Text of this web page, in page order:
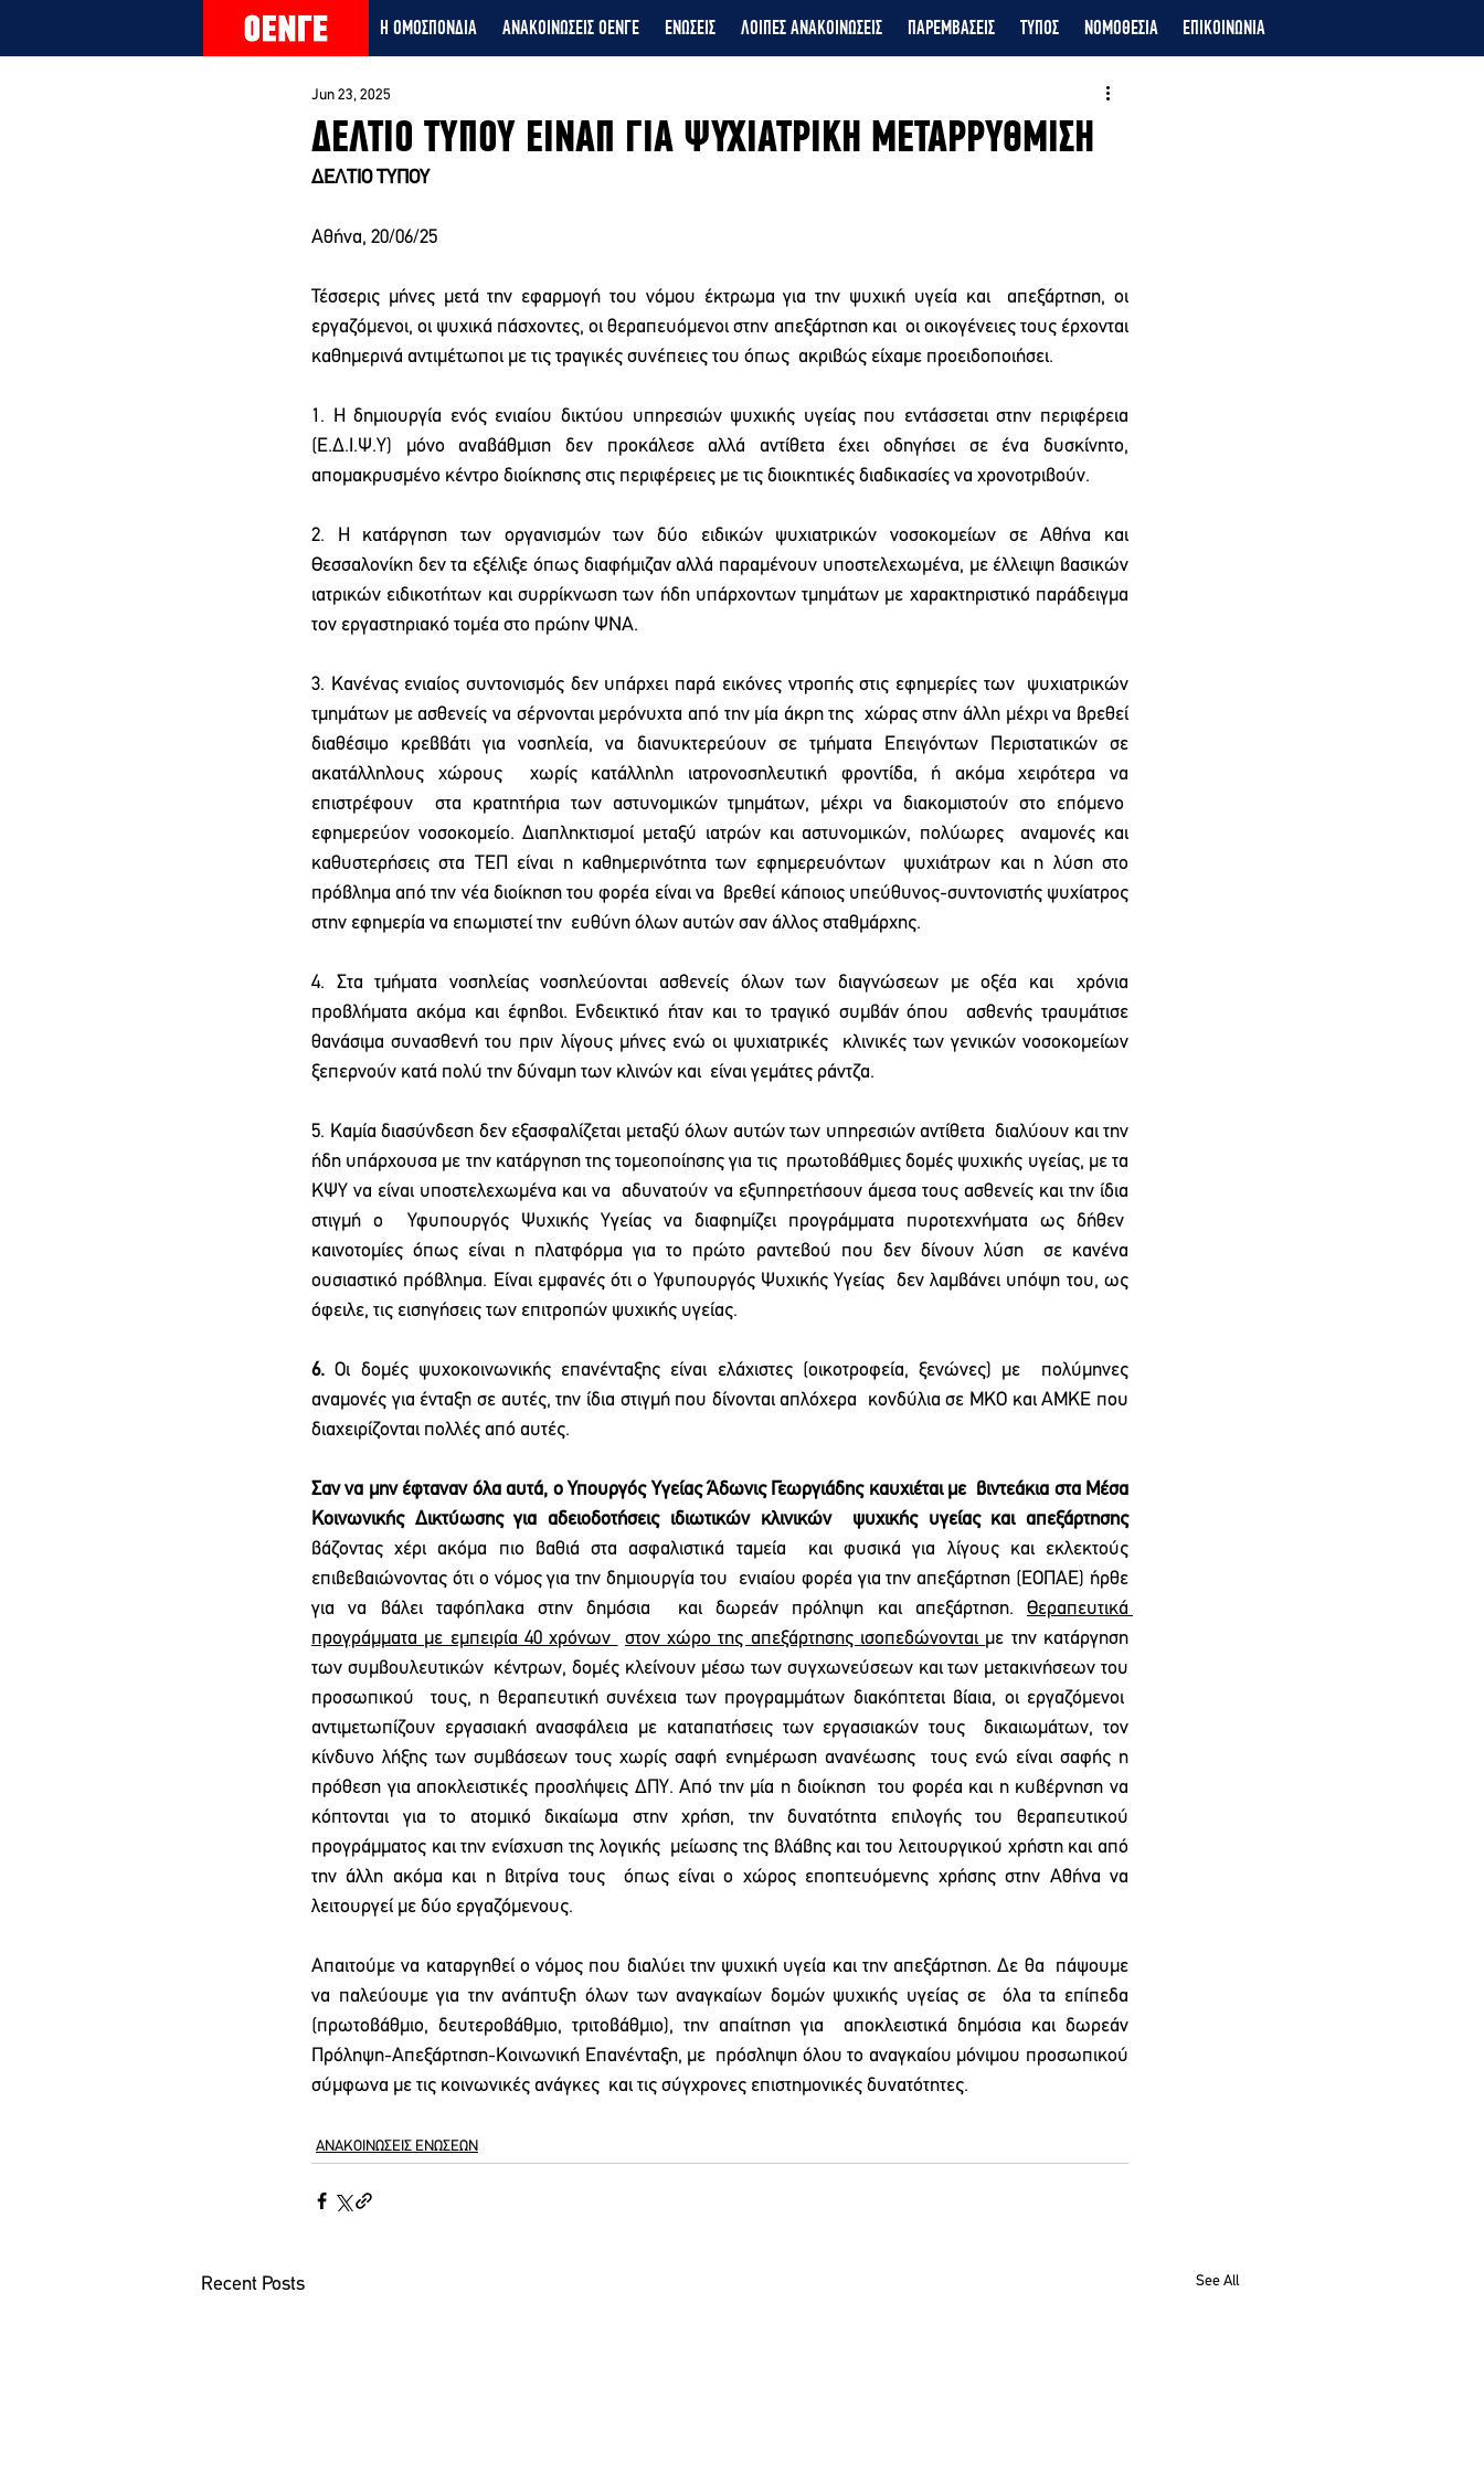
Η ΟΜΟΣΠΟΝΔΙΑ ΑΝΑΚΟΙΝΩΣΕΙΣ ΟΕΝΓΕ ΕΝΩΣΕΙΣ ΛΟΙΠΕΣ ΑΝΑΚΟΙΝΩΣΕΙΣ ΠΑΡΕΜΒΑΣΕΙΣ ΤΥΠΟΣ ΝΟΜΟΘΕΣΙΑ ΕΠΙΚΟΙΝΩΝΙΑ
ΔΕΛΤΙΟ ΤΥΠΟΥ ΕΙΝΑΠ ΓΙΑ ΨΥΧΙΑΤΡΙΚΗ ΜΕΤΑΡΡΥΘΜΙΣΗ
Jun 23, 2025
ΔΕΛΤΙΟ ΤΥΠΟΥ
Αθήνα, 20/06/25
Τέσσερις μήνες μετά την εφαρμογή του νόμου έκτρωμα για την ψυχική υγεία και  απεξάρτηση, οι
εργαζόμενοι, οι ψυχικά πάσχοντες, οι θεραπευόμενοι στην απεξάρτηση και  οι οικογένειες τους έρχονται
καθημερινά αντιμέτωποι με τις τραγικές συνέπειες του όπως  ακριβώς είχαμε προειδοποιήσει.
1. Η δημιουργία ενός ενιαίου δικτύου υπηρεσιών ψυχικής υγείας που εντάσσεται στην περιφέρεια
(Ε.Δ.Ι.Ψ.Υ) μόνο αναβάθμιση δεν προκάλεσε αλλά αντίθετα έχει οδηγήσει σε ένα δυσκίνητο,
απομακρυσμένο κέντρο διοίκησης στις περιφέρειες με τις διοικητικές διαδικασίες να χρονοτριβούν.
2. Η κατάργηση των οργανισμών των δύο ειδικών ψυχιατρικών νοσοκομείων σε Αθήνα και
Θεσσαλονίκη δεν τα εξέλιξε όπως διαφήμιζαν αλλά παραμένουν υποστελεχωμένα, με έλλειψη βασικών
ιατρικών ειδικοτήτων και συρρίκνωση των ήδη υπάρχοντων τμημάτων με χαρακτηριστικό παράδειγμα
τον εργαστηριακό τομέα στο πρώην ΨΝΑ.
3. Κανένας ενιαίος συντονισμός δεν υπάρχει παρά εικόνες ντροπής στις εφημερίες των  ψυχιατρικών
τμημάτων με ασθενείς να σέρνονται μερόνυχτα από την μία άκρη της  χώρας στην άλλη μέχρι να βρεθεί
διαθέσιμο κρεββάτι για νοσηλεία, να διανυκτερεύουν σε τμήματα Επειγόντων Περιστατικών σε
ακατάλληλους χώρους  χωρίς κατάλληλη ιατρονοσηλευτική φροντίδα, ή ακόμα χειρότερα να
επιστρέφουν  στα κρατητήρια των αστυνομικών τμημάτων, μέχρι να διακομιστούν στο επόμενο
εφημερεύον νοσοκομείο. Διαπληκτισμοί μεταξύ ιατρών και αστυνομικών, πολύωρες  αναμονές και
καθυστερήσεις στα ΤΕΠ είναι η καθημερινότητα των εφημερευόντων  ψυχιάτρων και η λύση στο
πρόβλημα από την νέα διοίκηση του φορέα είναι να  βρεθεί κάποιος υπεύθυνος-συντονιστής ψυχίατρος
στην εφημερία να επωμιστεί την  ευθύνη όλων αυτών σαν άλλος σταθμάρχης.
4. Στα τμήματα νοσηλείας νοσηλεύονται ασθενείς όλων των διαγνώσεων με οξέα και  χρόνια
προβλήματα ακόμα και έφηβοι. Ενδεικτικό ήταν και το τραγικό συμβάν όπου  ασθενής τραυμάτισε
θανάσιμα συνασθενή του πριν λίγους μήνες ενώ οι ψυχιατρικές  κλινικές των γενικών νοσοκομείων
ξεπερνούν κατά πολύ την δύναμη των κλινών και  είναι γεμάτες ράντζα.
5. Καμία διασύνδεση δεν εξασφαλίζεται μεταξύ όλων αυτών των υπηρεσιών αντίθετα  διαλύουν και την
ήδη υπάρχουσα με την κατάργηση της τομεοποίησης για τις  πρωτοβάθμιες δομές ψυχικής υγείας, με τα
ΚΨΥ να είναι υποστελεχωμένα και να  αδυνατούν να εξυπηρετήσουν άμεσα τους ασθενείς και την ίδια
στιγμή ο  Υφυπουργός Ψυχικής Υγείας να διαφημίζει προγράμματα πυροτεχνήματα ως δήθεν
καινοτομίες όπως είναι η πλατφόρμα για το πρώτο ραντεβού που δεν δίνουν λύση  σε κανένα
ουσιαστικό πρόβλημα. Είναι εμφανές ότι ο Υφυπουργός Ψυχικής Υγείας  δεν λαμβάνει υπόψη του, ως
όφειλε, τις εισηγήσεις των επιτροπών ψυχικής υγείας.
6. Οι δομές ψυχοκοινωνικής επανένταξης είναι ελάχιστες (οικοτροφεία, ξενώνες) με  πολύμηνες
αναμονές για ένταξη σε αυτές, την ίδια στιγμή που δίνονται απλόχερα  κονδύλια σε ΜΚΟ και ΑΜΚΕ που
διαχειρίζονται πολλές από αυτές.
Σαν να μην έφταναν όλα αυτά, ο Υπουργός Υγείας Άδωνις Γεωργιάδης καυχιέται με  βιντεάκια στα Μέσα
Κοινωνικής Δικτύωσης για αδειοδοτήσεις ιδιωτικών κλινικών  ψυχικής υγείας και απεξάρτησης
βάζοντας χέρι ακόμα πιο βαθιά στα ασφαλιστικά ταμεία  και φυσικά για λίγους και εκλεκτούς
επιβεβαιώνοντας ότι ο νόμος για την δημιουργία του  ενιαίου φορέα για την απεξάρτηση (ΕΟΠΑΕ) ήρθε
για να βάλει ταφόπλακα στην δημόσια  και δωρεάν πρόληψη και απεξάρτηση. Θεραπευτικά
προγράμματα με εμπειρία 40 χρόνων
στον χώρο της απεξάρτησης ισοπεδώνονται με την κατάργηση
των συμβουλευτικών  κέντρων, δομές κλείνουν μέσω των συγχωνεύσεων και των μετακινήσεων του
προσωπικού  τους, η θεραπευτική συνέχεια των προγραμμάτων διακόπτεται βίαια, οι εργαζόμενοι
αντιμετωπίζουν εργασιακή ανασφάλεια με καταπατήσεις των εργασιακών τους  δικαιωμάτων, τον
κίνδυνο λήξης των συμβάσεων τους χωρίς σαφή ενημέρωση ανανέωσης  τους ενώ είναι σαφής η
πρόθεση για αποκλειστικές προσλήψεις ΔΠΥ. Από την μία η διοίκηση  του φορέα και η κυβέρνηση να
κόπτονται για το ατομικό δικαίωμα στην χρήση, την δυνατότητα επιλογής του θεραπευτικού
προγράμματος και την ενίσχυση της λογικής  μείωσης της βλάβης και του λειτουργικού χρήστη και από
την άλλη ακόμα και η βιτρίνα τους  όπως είναι ο χώρος εποπτευόμενης χρήσης στην Αθήνα να
λειτουργεί με δύο εργαζόμενους.
Απαιτούμε να καταργηθεί ο νόμος που διαλύει την ψυχική υγεία και την απεξάρτηση. Δε θα  πάψουμε
να παλεύουμε για την ανάπτυξη όλων των αναγκαίων δομών ψυχικής υγείας σε  όλα τα επίπεδα
(πρωτοβάθμιο, δευτεροβάθμιο, τριτοβάθμιο), την απαίτηση για  αποκλειστικά δημόσια και δωρεάν
Πρόληψη-Απεξάρτηση-Κοινωνική Επανένταξη, με  πρόσληψη όλου το αναγκαίου μόνιμου προσωπικού
σύμφωνα με τις κοινωνικές ανάγκες  και τις σύγχρονες επιστημονικές δυνατότητες.
ΑΝΑΚΟΙΝΩΣΕΙΣ ΕΝΩΣΕΩΝ
Recent Posts See All